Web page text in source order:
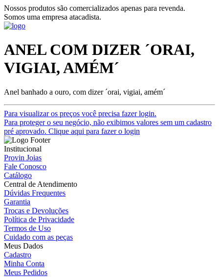
Nossos produtos são comercializados apenas para revenda.
Somos uma empresa atacadista.
ANEL COM DIZER ´ORAI,
VIGIAI, AMÉM´
Anel banhado a ouro, com dizer ´orai, vigiai, amém´
Para visualizar os preços você precisa fazer login.
Para proteger o seu negócio, não exibimos valores sem um cadastro
pré aprovado. Clique aqui para fazer o login
Institucional
Provin Joias
Fale Conosco
Catálogo
Central de Atendimento
Dúvidas Frequentes
Garantia
Trocas e Devoluções
Política de Privacidade
Termos de Uso
Cuidado com as peças
Meus Dados
Cadastro
Minha Conta
Meus Pedidos